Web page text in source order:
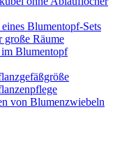
Blumentopf-Sets
große Räume
im Blumentopf
von Blumenzwiebeln